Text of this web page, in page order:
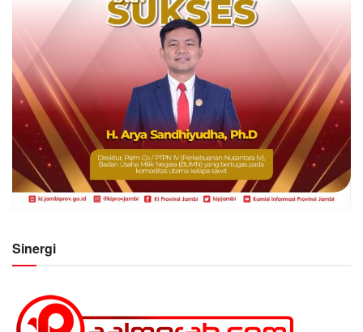
Sinergi